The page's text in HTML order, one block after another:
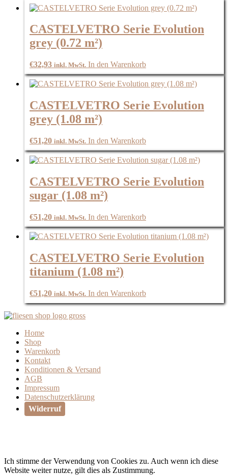
CASTELVETRO Serie Evolution
grey (0.72 m²)
€32,93 inkl. MwSt. In den Warenkorb
CASTELVETRO Serie Evolution
grey (1.08 m²)
€51,20 inkl. MwSt. In den Warenkorb
CASTELVETRO Serie Evolution
sugar (1.08 m²)
€51,20 inkl. MwSt. In den Warenkorb
CASTELVETRO Serie Evolution
titanium (1.08 m²)
€51,20 inkl. MwSt. In den Warenkorb
Home
Shop
Warenkorb
Kontakt
Konditionen & Versand
AGB
Impressum
Datenschutzerklärung
Widerruf
Ich stimme der Verwendung von Cookies zu. Auch wenn ich diese
Website weiter nutze, gilt dies als Zustimmung.